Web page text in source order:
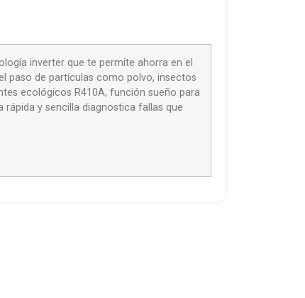
inverter que te permite ahorra en el
paso de partículas como polvo, insectos
ecológicos R410A, función sueño para
y sencilla diagnostica fallas que